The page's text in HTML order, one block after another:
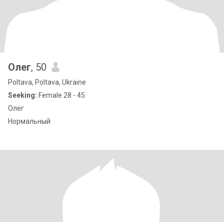
Олег, 50
Poltava, Poltava, Ukraine
Seeking: Female 28 - 45
Олег
Нормальный